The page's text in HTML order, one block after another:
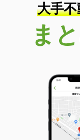
大手
ま